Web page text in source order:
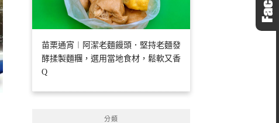
苗栗通宵︱阿潔老麵饅頭．堅持老麵發
酵揉製麵糰，選用當地食材，鬆軟又香
Q
分類